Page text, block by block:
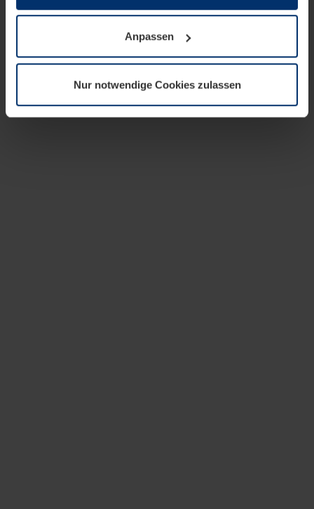
wenn diese für den Betrieb dieser Seite unbedingt
notwendig sind. Für alle anderen Cookie-Typen benötigen
wir Ihre Erlaubnis. Ihre Einwilligung können Sie jederzeit
Datenschutzerklärungunserer Website ändern oder
widerrufen.
Anpassen
Nur notwendige Cookies zulassen